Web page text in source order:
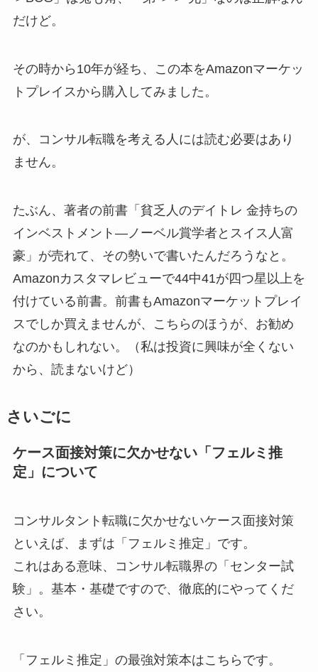
だけど。
その時から10年が経ち、この本をAmazonマーケッ
トプレイスから購入してみました。
が、コンサル転職を考える人には読む必要はあり
ません。
たぶん、著者の前書「貧乏人のデイトレ 金持ちの
インベストメント―ノーベル賞学者とスイス人富
豪」が売れて、その勢いで書いたんだろうなと。
Amazonカスタマレビューで44中41が四つ星以上を
付けている前書。前書もAmazonマーケットプレイ
スでしか買えませんが、こちらのほうが、お勧め
なのかもしれない。（私は投資に興味が全くない
から、読まないけど）
さいごに
ケース面接対策に欠かせない「フェルミ推
定」について
コンサルタント転職に欠かせないケース面接対策
といえば、まずは「フェルミ推定」です。
これはある意味、コンサル転職界の「センター試
験」。基本・基礎ですので、徹底的にやってくだ
さい。
「フェルミ推定」の最強対策本はこちらです。